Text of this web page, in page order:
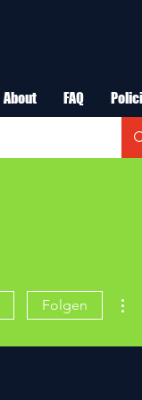
About FAQ
Folgen